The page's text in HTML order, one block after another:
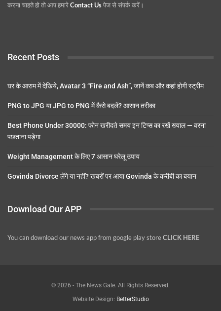
करना चाहते हो तो आप हमारेContact Usपेज से संपर्क करें।
Recent Posts
घर के आराम में देखिये, Avatar 3 “Fire and Ash”, जानें कब और कहां होगी स्ट्रीम
PNG to JPG या JPG to PNG में कैसे बदलें? आसान तरीका
Best Phone Under 30000: फोन खरीदते समय इन टिप्स का रखें ख्याल — वरना
पछताना पड़ेगा
Weight Management के लिए 7 आसान घरेलू उपाय
Govinda Divorce लेंगे या नहीं? खबरों पर आया Govinda के करीबी का बयान
Download Our APP
You can download our news app from google play storeCLICK HERE
© 2026 - The News Gale. All Rights Reserved.
Website Design: BetterStudio